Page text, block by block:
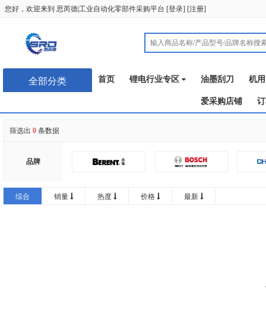
您好，欢迎来到 思芮德|工业自动化零部件采购平台 [登录] [注册]
全部分类 首页 锂电行业专区 油墨刮刀 机
爱采购店铺
筛选出 0 条数据
品牌
润普
综合 销量 热度 价格 最新